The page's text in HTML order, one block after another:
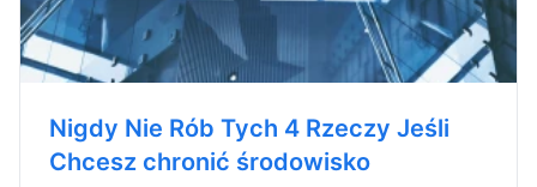
Nigdy Nie Rób Tych 4 Rzeczy Jeśli
Chcesz chronić środowisko